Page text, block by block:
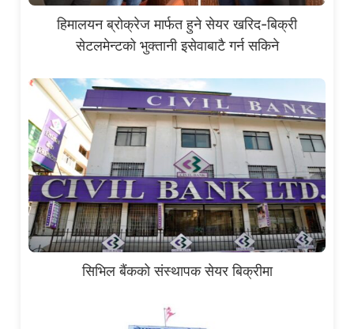
हिमालयन ब्रोक्रेज मार्फत हुने सेयर खरिद-बिक्री
सेटलमेन्टको भुक्तानी इसेवाबाटै गर्न सकिने
सिभिल बैंकको संस्थापक सेयर बिक्रीमा